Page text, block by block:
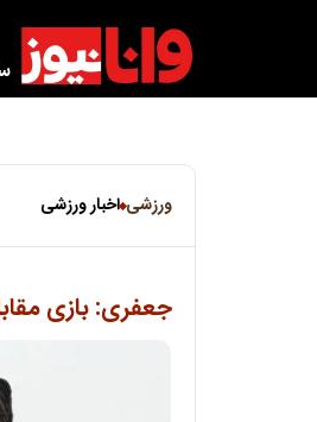
ورزشی اخبار ورزشی
جعفری: بازی